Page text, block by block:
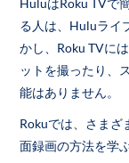
HuluはRoku TVで
る人は、Huluライ
かし、Roku TVに
ットを撮ったり、
能はありません。
Rokuでは、さま
面録画の方法を学